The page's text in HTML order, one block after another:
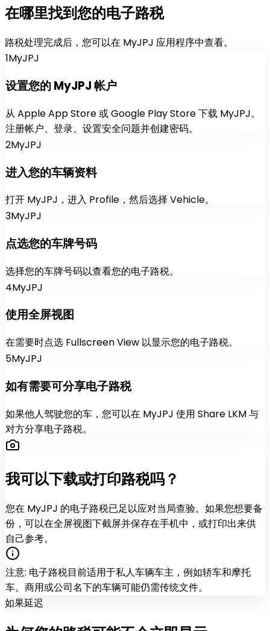
在哪里找到您的电子路税
路税处理完成后，您可以在 MyJPJ 应用程序中查看。
1MyJPJ
设置您的 MyJPJ 帐户
从 Apple App Store 或 Google Play Store 下载 MyJPJ。
注册帐户、登录、设置安全问题并创建密码。
2MyJPJ
进入您的车辆资料
打开 MyJPJ，进入 Profile，然后选择 Vehicle。
3MyJPJ
点选您的车牌号码
选择您的车牌号码以查看您的电子路税。
4MyJPJ
使用全屏视图
在需要时点选 Fullscreen View 以显示您的电子路税。
5MyJPJ
如有需要可分享电子路税
如果他人驾驶您的车，您可以在 MyJPJ 使用 Share LKM 与
对方分享电子路税。
我可以下载或打印路税吗？
您在 MyJPJ 的电子路税已足以应对当局查验。如果您想要备
份，可以在全屏视图下截屏并保存在手机中，或打印出来供
自己参考。
注意: 电子路税目前适用于私人车辆车主，例如轿车和摩托
车。商用或公司名下的车辆可能仍需传统文件。
如果延迟